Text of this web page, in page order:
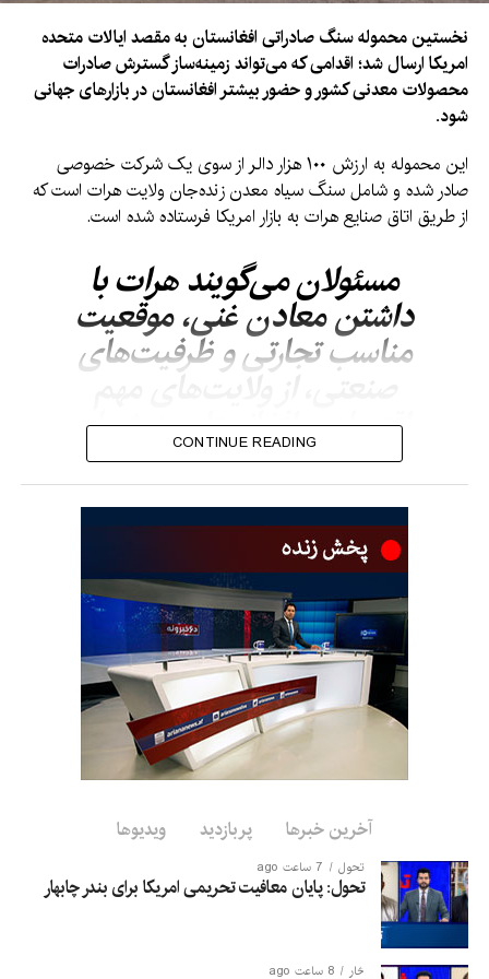
نخستین محموله سنگ صادراتی افغانستان به مقصد ایالات متحده
امریکا ارسال شد؛ اقدامی که می‌تواند زمینه‌ساز گسترش صادرات
محصولات معدنی کشور و حضور بیشتر افغانستان در بازارهای جهانی
شود.
این محموله به ارزش ۱۰۰ هزار دالر از سوی یک شرکت خصوصی
صادر شده و شامل سنگ سیاه معدن زنده‌جان ولایت هرات است که
از طریق اتاق صنایع هرات به بازار امریکا فرستاده شده است.
مسئولان می‌گویند هرات با
داشتن معادن غنی، موقعیت
مناسب تجارتی و ظرفیت‌های
صنعتی، از ولایت‌های مهم
اقتصادی افغانستان به شمار
می‌رود و می‌تواند نقش
مؤثری در رشد صادرات کشور
داشته باشد.
صادرات محصولات معدنی افغانستان به بازارهای بین‌المللی در حالی
افزایش می‌یابد که توسعه بخش معادن و جذب سرمایه‌گذاری در این
حوزه از اهداف مهم اقتصادی کشور عنوان شده است.
CONTINUE READING
آخرین خبرها پربازدید ویدیوها
تحول 7 ساعت ago
تحول: پایان معافیت تحریمی امریکا برای بندر چابهار
څار 8 ساعت ago